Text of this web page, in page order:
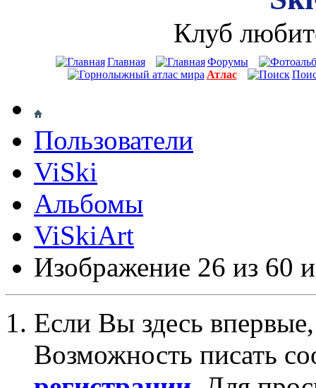
Клуб
Главная
Форумы
Атлас
Пользователи
ViSki
Альбомы
ViSkiArt
Изображение 26 из 60
Если Вы здесь
Возможность писать